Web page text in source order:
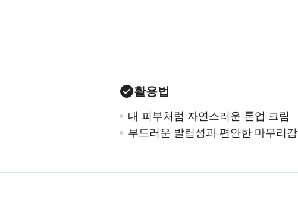
활용법
내 피부처럼 자연스러운 톤업 크림
부드러운 발림성과 편안한 마무리감